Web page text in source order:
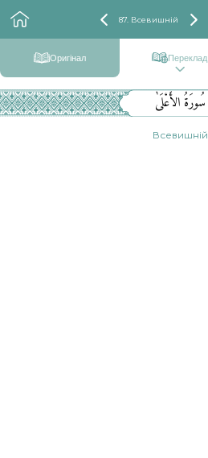
87. Всевишній
Оригінал Переклад
سُورَةُ الأَعْلَىٰ
Всевишній